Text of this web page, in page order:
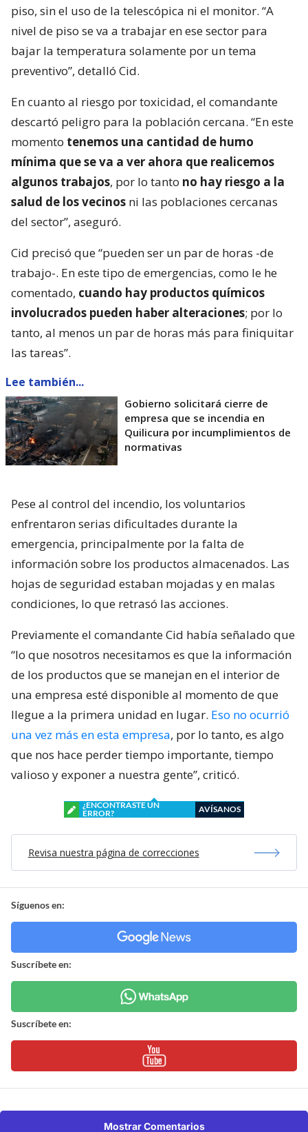
piso, sin el uso de la telescópica ni el monitor. “A
nivel de piso se va a trabajar en ese sector para
bajar la temperatura solamente por un tema
preventivo”, detalló Cid.
En cuanto al riesgo por toxicidad, el comandante
descartó peligro para la población cercana. “En este
momento tenemos una cantidad de humo
mínima que se va a ver ahora que realicemos
algunos trabajos, por lo tanto no hay riesgo a la
salud de los vecinos ni las poblaciones cercanas
del sector”, aseguró.
Cid precisó que “pueden ser un par de horas -de
trabajo-. En este tipo de emergencias, como le he
comentado, cuando hay productos químicos
involucrados pueden haber alteraciones; por lo
tanto, al menos un par de horas más para finiquitar
las tareas”.
Lee también...
Gobierno solicitará cierre de
empresa que se incendia en
Quilicura por incumplimientos de
normativas
Pese al control del incendio, los voluntarios
enfrentaron serias dificultades durante la
emergencia, principalmente por la falta de
información sobre los productos almacenados. Las
hojas de seguridad estaban mojadas y en malas
condiciones, lo que retrasó las acciones.
Previamente el comandante Cid había señalado que
“lo que nosotros necesitamos es que la información
de los productos que se manejan en el interior de
una empresa esté disponible al momento de que
llegue a la primera unidad en lugar. Eso no ocurrió
una vez más en esta empresa, por lo tanto, es algo
que nos hace perder tiempo importante, tiempo
valioso y exponer a nuestra gente”, criticó.
¿ENCONTRASTE UN
ERROR?
AVÍSANOS
Revisa nuestra página de correcciones
Síguenos en:
Suscríbete en:
Suscríbete en:
Mostrar Comentarios